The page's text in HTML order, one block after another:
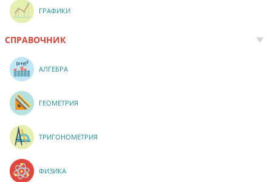
ГРАФИКИ
СПРАВОЧНИК
АЛГЕБРА
ГЕОМЕТРИЯ
ТРИГОНОМЕТРИЯ
ФИЗИКА